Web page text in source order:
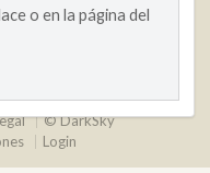
o en la página del
Política de Privacidad
© DarkSky
Login